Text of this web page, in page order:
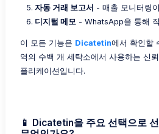
자동 거래 보고서 - 매출 모니터링
디지털 메모 - WhatsApp을 통해
이 모든 기능은 Dicatetin에서 확인할
역의 수백 개 세탁소에서 사용하는 신
플리케이션입니다.
📱 Dicatetin을 주요 선택으로